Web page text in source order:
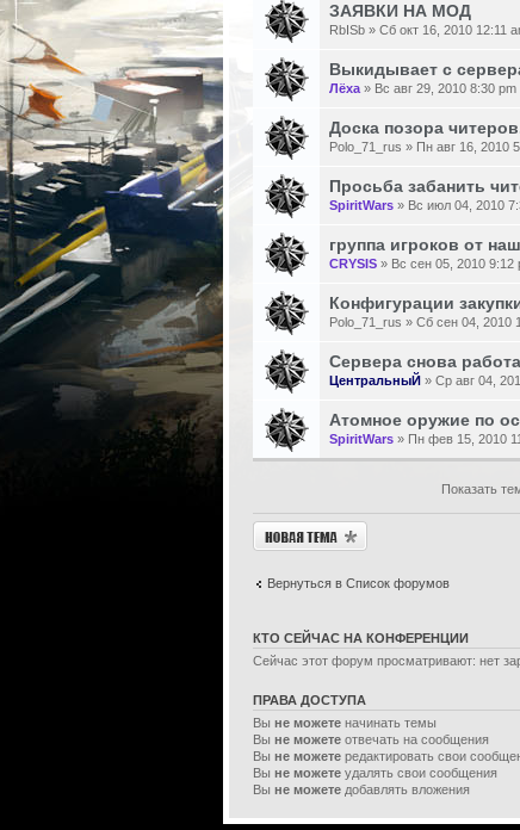
ЗАЯВКИ НА МОД
RbISb » Сб окт 16, 2010 12:11
Выкидывает с
Лёха » Вс авг 29, 2010 8:30 pm
Доска позора
Polo_71_rus » Пн авг 16, 2010
Просьба забанить
SpiritWars » Вс июл 04, 2010
группа игроков от
CRYSIS » Вс сен 05, 2010 9:12
Конфигурации
Polo_71_rus » Сб сен 04, 2010
Сервера снова
ЦентральныЙ » Ср авг 04,
Атомное оружие по
SpiritWars » Пн фев 15, 2010
Показать
Новая тема
Вернуться в Список форумов
КТО СЕЙЧАС НА КОНФЕРЕНЦИИ
Сейчас этот форум просматривают: нет
ПРАВА ДОСТУПА
Вы не можете начинать темы
Вы не можете отвечать на сообщения
Вы не можете редактировать свои
Вы не можете удалять свои сообщения
Вы не можете добавлять вложения